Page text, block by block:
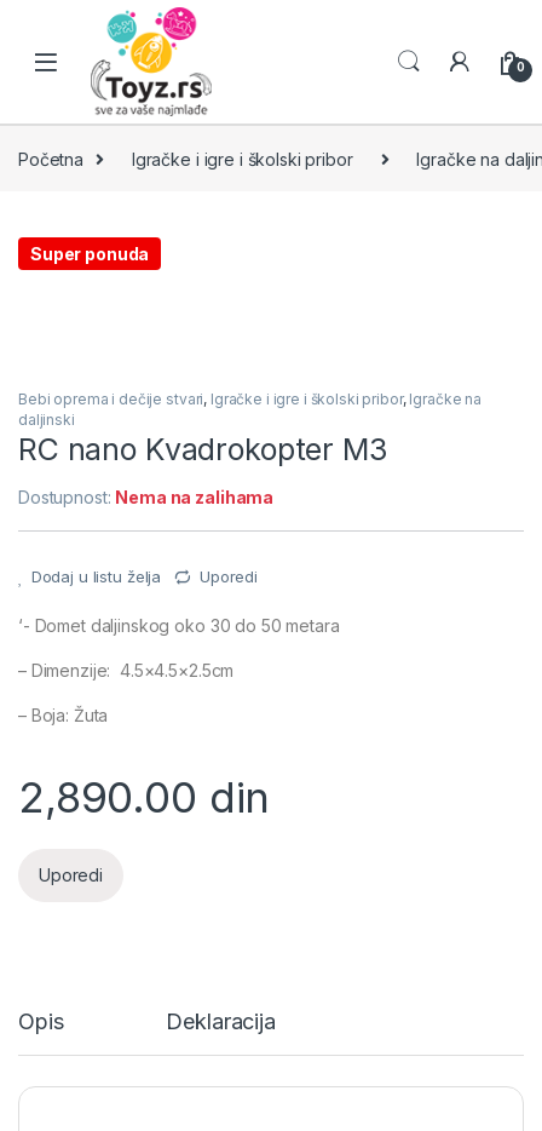
Skip to navigation
Skip to content
0
Početna Igračke i igre i školski pribor Igračke na
Super ponuda
Bebi oprema i dečije stvari, Igračke i igre i školski pribor, Igračke na
daljinski
RC nano Kvadrokopter M3
Dostupnost: Nema na zalihama
Dodaj u listu želja Uporedi
‘- Domet daljinskog oko 30 do 50 metara
– Dimenzije: 4.5×4.5×2.5cm
– Boja: Žuta
2,890.00 din
Uporedi
Opis Deklaracija